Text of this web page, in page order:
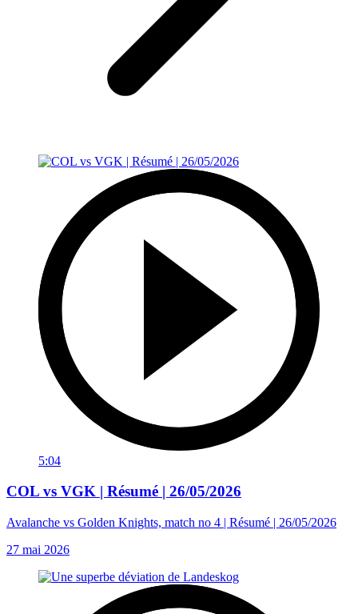
5:04
COL vs VGK | Résumé | 26/05/2026
Avalanche vs Golden Knights, match no 4 | Résumé | 26/05/2026
27 mai 2026